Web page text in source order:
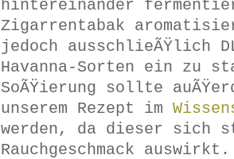
hintereinander
Zigarrentabak
jedoch ausschlieÃŸlich
Havanna-Sorten ein zu
SoÃŸierung sollte
unserem Rezept im
werden, da dieser sich
Rauchgeschmack auswirkt.